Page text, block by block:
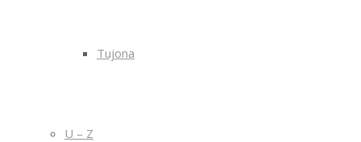
Tujona
U – Z